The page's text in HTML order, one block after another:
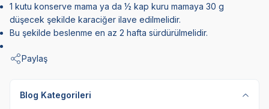
1 kutu konserve mama ya da ½ kap kuru mamaya 30 g
düşecek şekilde karaciğer ilave edilmelidir.
Bu şekilde beslenme en az 2 hafta sürdürülmelidir.
Paylaş
Blog Kategorileri